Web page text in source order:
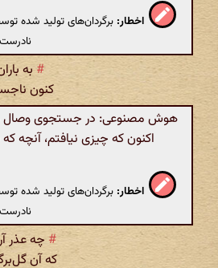
اخطار: برگردان‌های تولید شده
# به
کنون
هوش مصنوعی: در جستجوی وصال
اکنون که چیزی نیافتم، آنچه
اخطار: برگردان‌های تولید شده
#چه عذر
که آن